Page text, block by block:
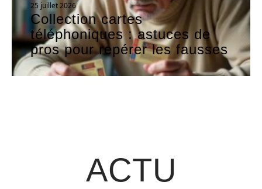
25 juillet 2026
Collection cartes
téléphoniques : astuces de
pros pour repérer les fausses
ACTU